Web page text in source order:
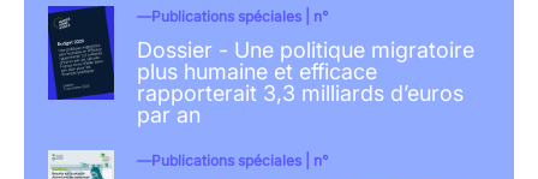
Publications spéciales | n°
Dossier - Une politique migratoire
plus humaine et efficace
rapporterait 3,3 milliards d’euros
par an
Publications spéciales | n°